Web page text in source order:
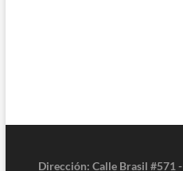
Dirección: Calle Brasil #571